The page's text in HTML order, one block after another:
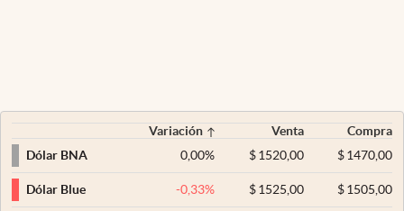
Variación Venta
Compra
Dólar BNA
0,00% $ 1520,00 $1470,00
Dólar Blue -0,33% $ 1525,00 $1505,00